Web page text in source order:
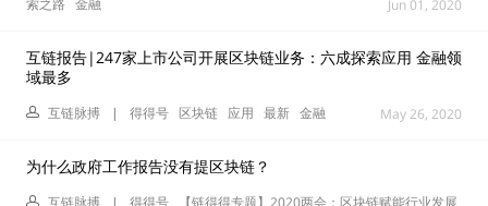
索之路 金融 Jun 01, 2020
互链报告|247家上市公司开展区块链业务：六成探索应用 金融领
域最多
互链脉搏 | 得得号 区块链 应用 最新 金融 May 26, 2020
为什么政府工作报告没有提区块链？
互链脉搏 | 得得号 【链得得专题】2020两会：区块链赋能行业发展